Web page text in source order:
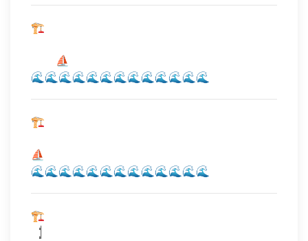
🏗️
⠀⠀⠀⛵
🌊🌊🌊🌊🌊🌊🌊🌊🌊🌊🌊🌊🌊
🏗️
⛵
🌊🌊🌊🌊🌊🌊🌊🌊🌊🌊🌊🌊🌊
🏗️
⠀|̩̩̩̩̩̍̍̍̍